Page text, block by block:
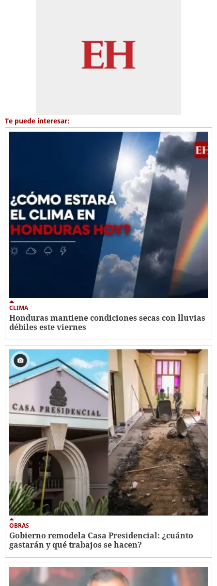
Te puede interesar:
CLIMA
Honduras mantiene condiciones secas con lluvias
débiles este viernes
OBRAS
Gobierno remodela Casa Presidencial: ¿cuánto
gastarán y qué trabajos se hacen?